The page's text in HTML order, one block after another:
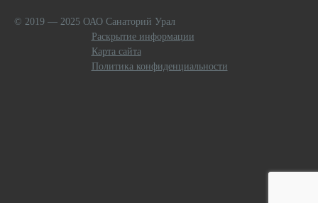
© 2019 — 2025 ОАО Санаторий Урал
Раскрытие информации
Карта сайта
Политика конфиденциальности